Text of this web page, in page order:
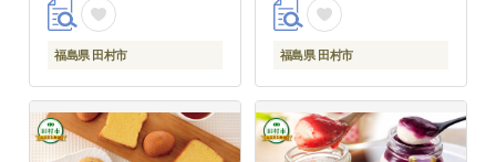
でんじろうさん N046-
009-R8
福島県 田村市
市 福島県 みやこじスイ
ーツゆい
福島県 田村市